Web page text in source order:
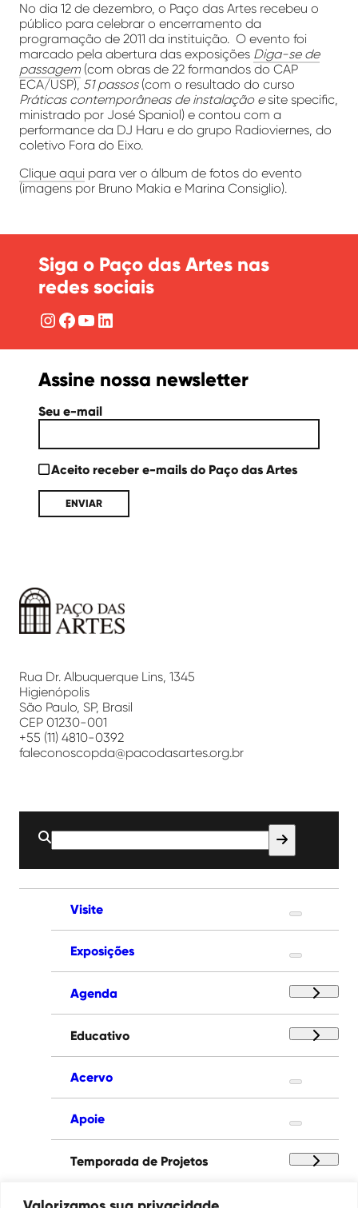
No dia 12 de dezembro, o Paço das Artes recebeu o
público para celebrar o encerramento da
programação de 2011 da instituição. O evento foi
marcado pela abertura das exposições Diga-se de
passagem (com obras de 22 formandos do CAP
ECA/USP), 51 passos (com o resultado do curso
Práticas contemporâneas de instalação e site specific,
ministrado por José Spaniol) e contou com a
performance da DJ Haru e do grupo Radioviernes, do
coletivo Fora do Eixo.
Clique aqui para ver o álbum de fotos do evento
(imagens por Bruno Makia e Marina Consiglio).
Siga o Paço das Artes nas
redes sociais
Instagram
Facebook
YouTube
LinkedIn
Assine nossa newsletter
Seu e-mail
Aceito receber e-mails do Paço das Artes
Artes
Rua Dr. Albuquerque Lins, 1345
Higienópolis
São Paulo, SP, Brasil
CEP 01230-001
+55 (11) 4810-0392
faleconoscopda@pacodasartes.org.br
Buscar
por:
Visite
Exposições
Agenda
Educativo
Acervo
Apoie
Temporada de Projetos
Paço das Artes